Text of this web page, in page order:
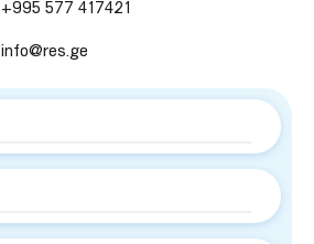
+995 577 417421
info@res.ge